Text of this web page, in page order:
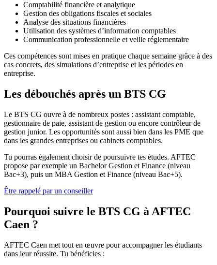
Comptabilité financière et analytique
Gestion des obligations fiscales et sociales
Analyse des situations financières
Utilisation des systèmes d’information comptables
Communication professionnelle et veille réglementaire
Ces compétences sont mises en pratique chaque semaine grâce à des
cas concrets, des simulations d’entreprise et les périodes en
entreprise.
Les débouchés après un BTS CG
Le BTS CG ouvre à de nombreux postes : assistant comptable,
gestionnaire de paie, assistant de gestion ou encore contrôleur de
gestion junior. Les opportunités sont aussi bien dans les PME que
dans les grandes entreprises ou cabinets comptables.
Tu pourras également choisir de poursuivre tes études. AFTEC
propose par exemple un Bachelor Gestion et Finance (niveau
Bac+3), puis un MBA Gestion et Finance (niveau Bac+5).
Être rappelé par un conseiller
Pourquoi suivre le BTS CG à AFTEC
Caen ?
AFTEC Caen met tout en œuvre pour accompagner les étudiants
dans leur réussite. Tu bénéficies :